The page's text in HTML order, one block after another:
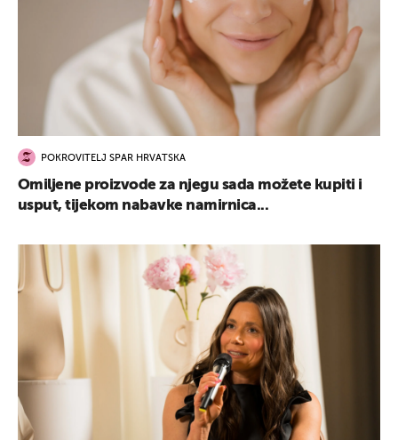
POKROVITELJ SPAR HRVATSKA
Omiljene proizvode za njegu sada možete kupiti i
usput, tijekom nabavke namirnica...